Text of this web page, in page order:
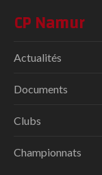
CP Namur
Actualités
Documents
Clubs
Championnats